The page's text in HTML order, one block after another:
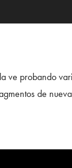
ve probando
de